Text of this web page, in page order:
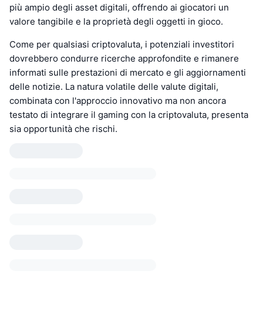
più ampio degli asset digitali, offrendo ai giocatori un
valore tangibile e la proprietà degli oggetti in gioco.
Come per qualsiasi criptovaluta, i potenziali investitori
dovrebbero condurre ricerche approfondite e rimanere
informati sulle prestazioni di mercato e gli aggiornamenti
delle notizie. La natura volatile delle valute digitali,
combinata con l'approccio innovativo ma non ancora
testato di integrare il gaming con la criptovaluta, presenta
sia opportunità che rischi.